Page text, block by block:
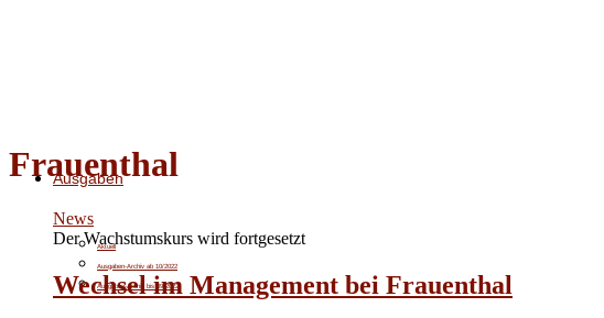
Ausgaben
Aktuell
Ausgaben-Archiv ab 10/2022
Ausgaben-Archiv bis 09/2022
Frauenthal
News
Der Wachstumskurs wird fortgesetzt
Wechsel im Management bei Frauenthal